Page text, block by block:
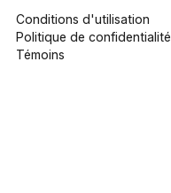
Conditions d'utilisation
Politique de confidentialité
Témoins